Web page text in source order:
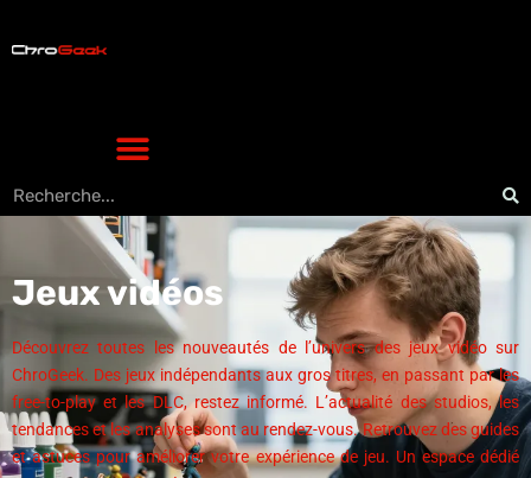
Jeux vidéos
Découvrez toutes les nouveautés de l’univers des jeux vidéo sur
ChroGeek. Des jeux indépendants aux gros titres, en passant par les
free-to-play et les DLC, restez informé. L’actualité des studios, les
tendances et les analyses sont au rendez-vous. Retrouvez des guides
et astuces pour améliorer votre expérience de jeu. Un espace dédié